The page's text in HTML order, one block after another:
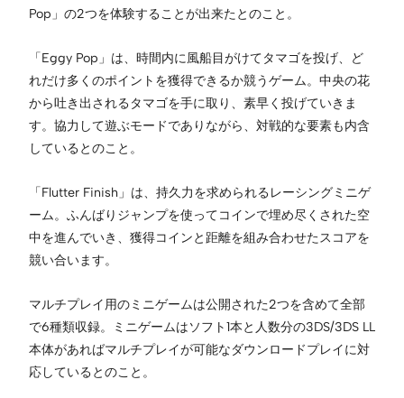
Pop」の2つを体験することが出来たとのこと。
「Eggy Pop」は、時間内に風船目がけてタマゴを投げ、ど
れだけ多くのポイントを獲得できるか競うゲーム。中央の花
から吐き出されるタマゴを手に取り、素早く投げていきま
す。協力して遊ぶモードでありながら、対戦的な要素も内含
しているとのこと。
「Flutter Finish」は、持久力を求められるレーシングミニゲ
ーム。ふんばりジャンプを使ってコインで埋め尽くされた空
中を進んでいき、獲得コインと距離を組み合わせたスコアを
競い合います。
マルチプレイ用のミニゲームは公開された2つを含めて全部
で6種類収録。ミニゲームはソフト1本と人数分の3DS/3DS LL
本体があればマルチプレイが可能なダウンロードプレイに対
応しているとのこと。